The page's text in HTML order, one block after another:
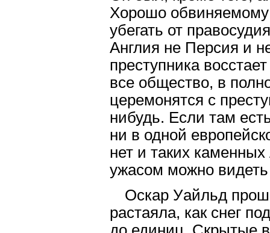
Хорошо обвиняемому
убегать от
Англия не Персия и
преступника
все общество, в
церемонятся с
нибудь. Если там
ни в одной
нет и таких
ужасом можно
Оскар Уайльд
растаяла, как снег